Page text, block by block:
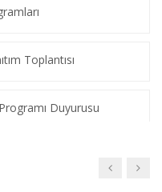
Toplantısı
Duyurusu
ve Avrupa Birliği Süreci”
ve Arabuluculuk